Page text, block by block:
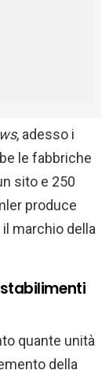
, adesso i
le fabbriche
sito e 250
produce
marchio della
quante unità
della